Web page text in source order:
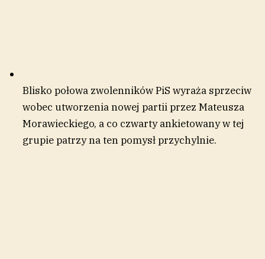
Blisko połowa zwolenników PiS wyraża sprzeciw
wobec utworzenia nowej partii przez Mateusza
Morawieckiego, a co czwarty ankietowany w tej
grupie patrzy na ten pomysł przychylnie.